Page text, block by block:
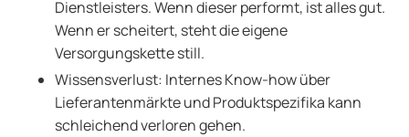
Dienstleisters. Wenn dieser performt, ist alles gut.
Wenn er scheitert, steht die eigene
Versorgungskette still.
Wissensverlust: Internes Know-how über
Lieferantenmärkte und Produktspezifika kann
schleichend verloren gehen.